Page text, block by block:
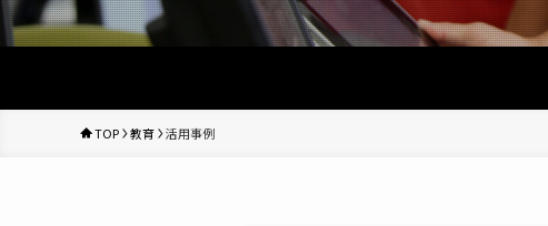
TOP 教育 活用事例